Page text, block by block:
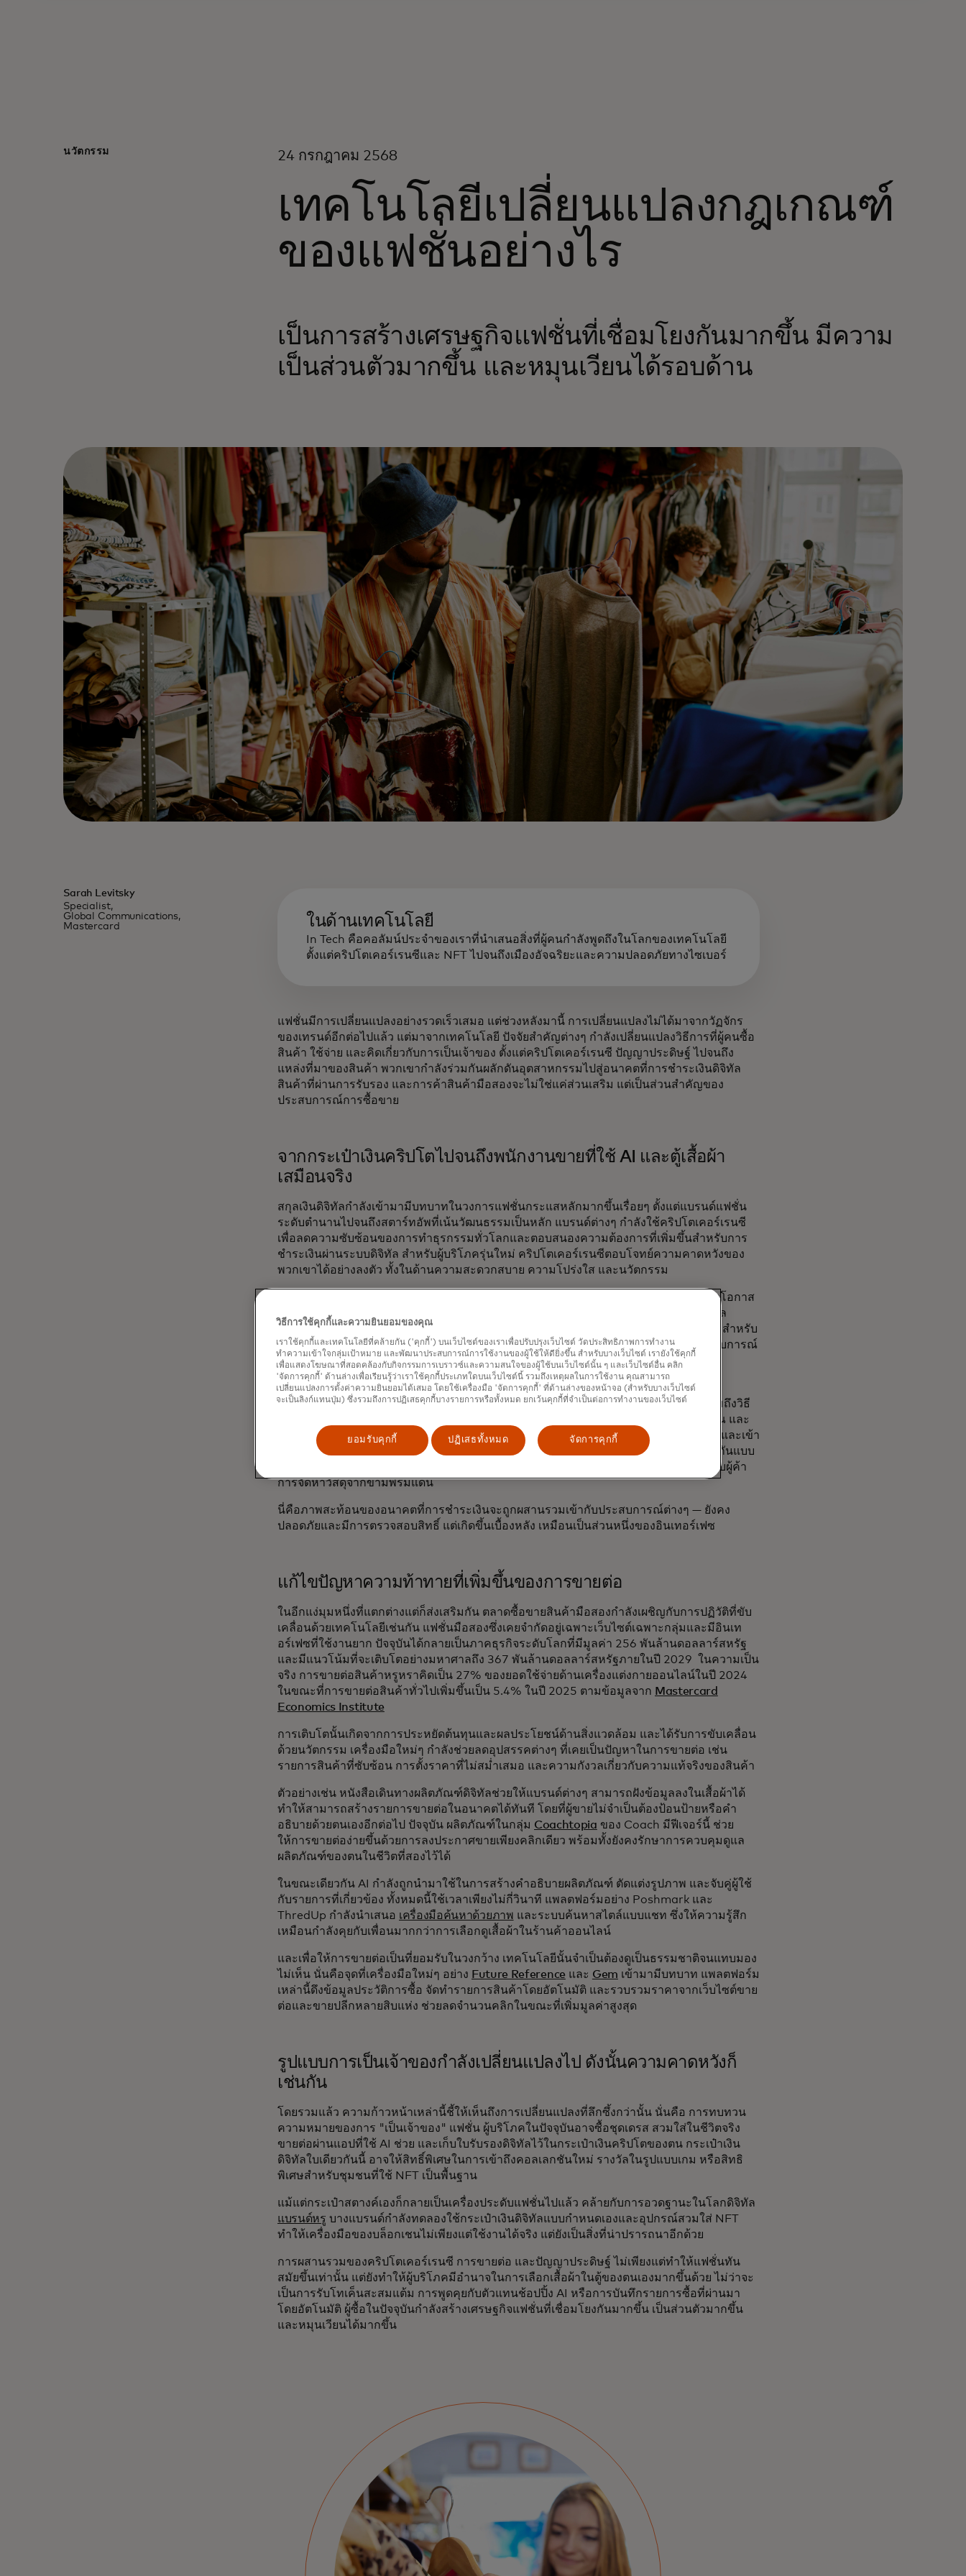
นวัตกรรม 24 กรกฎาคม 2568
เทคโนโลยีเปลี่ยนแปลงกฎเกณฑ์
ของแฟชั่นอย่างไร
เป็นการสร้างเศรษฐกิจแฟชั่นที่เชื่อมโยงกันมากขึ้น มีความ
เป็นส่วนตัวมากขึ้น และหมุนเวียนได้รอบด้าน
Sarah Levitsky
Specialist,
Global Communications,
Mastercard
ในด้านเทคโนโลยี
In Tech คือคอลัมน์ประจำของเราที่นำเสนอสิ่งที่ผู้คนกำลังพูดถึงในโลกของเทคโนโลยี
ตั้งแต่คริปโตเคอร์เรนซีและ NFT ไปจนถึงเมืองอัจฉริยะและความปลอดภัยทางไซเบอร์
แฟชั่นมีการเปลี่ยนแปลงอย่างรวดเร็วเสมอ แต่ช่วงหลังมานี้ การเปลี่ยนแปลงไม่ได้มาจากวัฏจักร
ของเทรนด์อีกต่อไปแล้ว แต่มาจากเทคโนโลยี ปัจจัยสำคัญต่างๆ กำลังเปลี่ยนแปลงวิธีการที่ผู้คนซื้อ
สินค้า ใช้จ่าย และคิดเกี่ยวกับการเป็นเจ้าของ ตั้งแต่คริปโตเคอร์เรนซี ปัญญาประดิษฐ์ ไปจนถึง
แหล่งที่มาของสินค้า พวกเขากำลังร่วมกันผลักดันอุตสาหกรรมไปสู่อนาคตที่การชำระเงินดิจิทัล
สินค้าที่ผ่านการรับรอง และการค้าสินค้ามือสองจะไม่ใช่แค่ส่วนเสริม แต่เป็นส่วนสำคัญของ
ประสบการณ์การซื้อขาย
จากกระเป๋าเงินคริปโตไปจนถึงพนักงานขายที่ใช้ AI และตู้เสื้อผ้า
เสมือนจริง
สกุลเงินดิจิทัลกำลังเข้ามามีบทบาทในวงการแฟชั่นกระแสหลักมากขึ้นเรื่อยๆ ตั้งแต่แบรนด์แฟชั่น
ระดับตำนานไปจนถึงสตาร์ทอัพที่เน้นวัฒนธรรมเป็นหลัก แบรนด์ต่างๆ กำลังใช้คริปโตเคอร์เรนซี
เพื่อลดความซับซ้อนของการทำธุรกรรมทั่วโลกและตอบสนองความต้องการที่เพิ่มขึ้นสำหรับการ
ชำระเงินผ่านระบบดิจิทัล สำหรับผู้บริโภครุ่นใหม่ คริปโตเคอร์เรนซีตอบโจทย์ความคาดหวังของ
พวกเขาได้อย่างลงตัว ทั้งในด้านความสะดวกสบาย ความโปร่งใส และนวัตกรรม
แต่การเปลี่ยนแปลงไม่ได้เกี่ยวข้องแค่กับการชำระเงินเท่านั้น เทคโนโลยีบล็อกเชนกำลังเปิดโอกาส
ให้เกิดรูปแบบการมีส่วนร่วมใหม่ๆ รวมถึงรางวัลที่ใช้โทเค็น ซึ่งมีลักษณะคล้ายสกุลเงินดิจิทัล
มากกว่าคะแนนสะสมแบบดั้งเดิม
ยังนำโทเค็นเหล่านั้นไปแปลงเป็นรหัส Access สำหรับ
สินค้าจำนวนจำกัด การเข้าถึงก่อนใคร หรือสิทธิพิเศษสำหรับสมาชิกอีกด้วย ผลลัพธ์? ประสบการณ์
การช้อปปิ้งที่ให้ความรู้สึกเหมือนเล่นเกมมากกว่าการทำธุรกรรม
นั่นคือจุดที่การจ่ายเงินผ่านตัวแทนเข้ามามีบทบาทด้วยเช่นกันบริการ Agent Payใหม่ของ
Mastercard เป็นสัญญาณแรกที่บ่งชี้ว่า AI อาจเปลี่ยนแปลงไม่เพียงแค่สิ่งที่เราซื้อ แต่ยังรวมถึงวิธี
การซื้อของเราด้วย แนวคิดนี้เรียบง่าย: ตัวแทนอัจฉริยะทำหน้าที่เป็นผู้ช่วยช้อปปิ้ง AI ของคุณ และ
สามารถเลือกดู แนะนำ และดำเนินการซื้อสินค้าแทนผู้ซื้อ โดยใช้ข้อมูลประจำตัวที่ปลอดภัยและเข้า
รหัสด้วยโทเค็น แทนที่จะต้องสลับไปมาระหว่างแอปหรือหน้าชำระเงิน ผู้ใช้สามารถโต้ตอบกันแบบ
สนทนา และปล่อยให้ตัวแทนจัดการเรื่องโลจิสติกส์ ไม่ว่าจะเป็นการซื้อชุดวันเกิด หรือสำหรับผู้ค้า
การจัดหาวัสดุจากข้ามพรมแดน
นี่คือภาพสะท้อนของอนาคตที่การชำระเงินจะถูกผสานรวมเข้ากับประสบการณ์ต่างๆ — ยังคง
ปลอดภัยและมีการตรวจสอบสิทธิ์ แต่เกิดขึ้นเบื้องหลัง เหมือนเป็นส่วนหนึ่งของอินเทอร์เฟซ
แก้ไขปัญหาความท้าทายที่เพิ่มขึ้นของการขายต่อ
ในอีกแง่มุมหนึ่งที่แตกต่างแต่ก็ส่งเสริมกัน ตลาดซื้อขายสินค้ามือสองกำลังเผชิญกับการปฏิวัติที่ขับ
เคลื่อนด้วยเทคโนโลยีเช่นกัน แฟชั่นมือสองซึ่งเคยจำกัดอยู่เฉพาะเว็บไซต์เฉพาะกลุ่มและมีอินเท
อร์เฟซที่ใช้งานยาก ปัจจุบันได้กลายเป็นภาคธุรกิจระดับโลกที่มีมูลค่า 256 พันล้านดอลลาร์สหรัฐ
และมีแนวโน้มที่จะเติบโตอย่างมหาศาลถึง 367 พันล้านดอลลาร์สหรัฐภายในปี 2029 ในความเป็น
จริง การขายต่อสินค้าหรูหราคิดเป็น 27% ของยอดใช้จ่ายด้านเครื่องแต่งกายออนไลน์ในปี 2024
ในขณะที่การขายต่อสินค้าทั่วไปเพิ่มขึ้นเป็น 5.4% ในปี 2025 ตามข้อมูลจาก Mastercard
Economics Institute
การเติบโตนั้นเกิดจากการประหยัดต้นทุนและผลประโยชน์ด้านสิ่งแวดล้อม และได้รับการขับเคลื่อน
ด้วยนวัตกรรม เครื่องมือใหม่ๆ กำลังช่วยลดอุปสรรคต่างๆ ที่เคยเป็นปัญหาในการขายต่อ เช่น
รายการสินค้าที่ซับซ้อน การตั้งราคาที่ไม่สม่ำเสมอ และความกังวลเกี่ยวกับความแท้จริงของสินค้า
ตัวอย่างเช่น หนังสือเดินทางผลิตภัณฑ์ดิจิทัลช่วยให้แบรนด์ต่างๆ สามารถฝังข้อมูลลงในเสื้อผ้าได้
ทำให้สามารถสร้างรายการขายต่อในอนาคตได้ทันที โดยที่ผู้ขายไม่จำเป็นต้องป้อนป้ายหรือคำ
อธิบายด้วยตนเองอีกต่อไป ปัจจุบัน ผลิตภัณฑ์ในกลุ่ม Coachtopia ของ Coach มีฟีเจอร์นี้ ช่วย
ให้การขายต่อง่ายขึ้นด้วยการลงประกาศขายเพียงคลิกเดียว พร้อมทั้งยังคงรักษาการควบคุมดูแล
ผลิตภัณฑ์ของตนในชีวิตที่สองไว้ได้
ในขณะเดียวกัน AI กำลังถูกนำมาใช้ในการสร้างคำอธิบายผลิตภัณฑ์ ตัดแต่งรูปภาพ และจับคู่ผู้ใช้
กับรายการที่เกี่ยวข้อง ทั้งหมดนี้ใช้เวลาเพียงไม่กี่วินาที แพลตฟอร์มอย่าง Poshmark และ
ThredUp กำลังนำเสนอ เครื่องมือค้นหาด้วยภาพ และระบบค้นหาสไตล์แบบแชท ซึ่งให้ความรู้สึก
เหมือนกำลังคุยกับเพื่อนมากกว่าการเลือกดูเสื้อผ้าในร้านค้าออนไลน์
และเพื่อให้การขายต่อเป็นที่ยอมรับในวงกว้าง เทคโนโลยีนั้นจำเป็นต้องดูเป็นธรรมชาติจนแทบมอง
ไม่เห็น นั่นคือจุดที่เครื่องมือใหม่ๆ อย่าง Future Reference และ Gem เข้ามามีบทบาท แพลตฟอร์ม
เหล่านี้ดึงข้อมูลประวัติการซื้อ จัดทำรายการสินค้าโดยอัตโนมัติ และรวบรวมราคาจากเว็บไซต์ขาย
ต่อและขายปลีกหลายสิบแห่ง ช่วยลดจำนวนคลิกในขณะที่เพิ่มมูลค่าสูงสุด
รูปแบบการเป็นเจ้าของกำลังเปลี่ยนแปลงไป ดังนั้นความคาดหวังก็
เช่นกัน
โดยรวมแล้ว ความก้าวหน้าเหล่านี้ชี้ให้เห็นถึงการเปลี่ยนแปลงที่ลึกซึ้งกว่านั้น นั่นคือ การทบทวน
ความหมายของการ "เป็นเจ้าของ" แฟชั่น ผู้บริโภคในปัจจุบันอาจซื้อชุดเดรส สวมใส่ในชีวิตจริง
ขายต่อผ่านแอปที่ใช้ AI ช่วย และเก็บใบรับรองดิจิทัลไว้ในกระเป๋าเงินคริปโตของตน กระเป๋าเงิน
ดิจิทัลใบเดียวกันนี้ อาจให้สิทธิ์พิเศษในการเข้าถึงคอลเลกชันใหม่ รางวัลในรูปแบบเกม หรือสิทธิ
พิเศษสำหรับชุมชนที่ใช้ NFT เป็นพื้นฐาน
แม้แต่กระเป๋าสตางค์เองก็กลายเป็นเครื่องประดับแฟชั่นไปแล้ว คล้ายกับการอวดฐานะในโลกดิจิทัล
แบรนด์หรู บางแบรนด์กำลังทดลองใช้กระเป๋าเงินดิจิทัลแบบกำหนดเองและอุปกรณ์สวมใส่ NFT
ทำให้เครื่องมือของบล็อกเชนไม่เพียงแต่ใช้งานได้จริง แต่ยังเป็นสิ่งที่น่าปรารถนาอีกด้วย
การผสานรวมของคริปโตเคอร์เรนซี การขายต่อ และปัญญาประดิษฐ์ ไม่เพียงแต่ทำให้แฟชั่นทัน
สมัยขึ้นเท่านั้น แต่ยังทำให้ผู้บริโภคมีอำนาจในการเลือกเสื้อผ้าในตู้ของตนเองมากขึ้นด้วย ไม่ว่าจะ
เป็นการรับโทเค็นสะสมแต้ม การพูดคุยกับตัวแทนช้อปปิ้ง AI หรือการบันทึกรายการซื้อที่ผ่านมา
โดยอัตโนมัติ ผู้ซื้อในปัจจุบันกำลังสร้างเศรษฐกิจแฟชั่นที่เชื่อมโยงกันมากขึ้น เป็นส่วนตัวมากขึ้น
และหมุนเวียนได้มากขึ้น
วิธีการใช้คุกกี้และความยินยอมของคุณ
เราใช้คุกกี้และเทคโนโลยีที่คล้ายกัน ('คุกกี้') บนเว็บไซต์ของเราเพื่อปรับปรุงเว็บไซต์ วัดประสิทธิภาพการทำงาน
ทำความเข้าใจกลุ่มเป้าหมาย และพัฒนาประสบการณ์การใช้งานของผู้ใช้ให้ดียิ่งขึ้น สำหรับบางเว็บไซต์ เรายังใช้คุกกี้
เพื่อแสดงโฆษณาที่สอดคล้องกับกิจกรรมการเบราวซ์และความสนใจของผู้ใช้บนเว็บไซต์นั้น ๆ และเว็บไซต์อื่น คลิก
'จัดการคุกกี้' ด้านล่างเพื่อเรียนรู้ว่าเราใช้คุกกี้ประเภทใดบนเว็บไซต์นี้ รวมถึงเหตุผลในการใช้งาน คุณสามารถ
เปลี่ยนแปลงการตั้งค่าความยินยอมได้เสมอ โดยใช้เครื่องมือ 'จัดการคุกกี้' ที่ด้านล่างของหน้าจอ (สำหรับบางเว็บไซต์
จะเป็นลิงก์แทนปุ่ม) ซึ่งรวมถึงการปฏิเสธคุกกี้บางรายการหรือทั้งหมด ยกเว้นคุกกี้ที่จำเป็นต่อการทำงานของเว็บไซต์
ยอมรับคุกกี้ ปฏิเสธทั้งหมด จัดการคุกกี้